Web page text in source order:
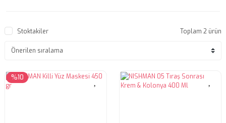
Stoktakiler Toplam 2 ürün
%10